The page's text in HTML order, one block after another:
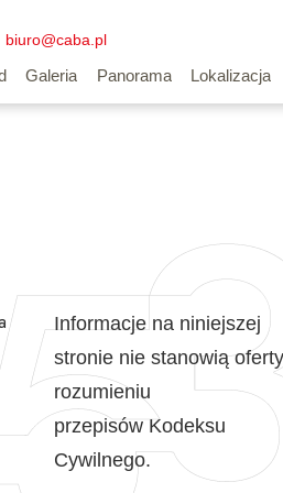
biuro@caba.pl
Lokalizacja
Panorama
Galeria
Informacje na niniejszej
stronie nie stanowią
rozumieniu
przepisów Kodeksu
Cywilnego.